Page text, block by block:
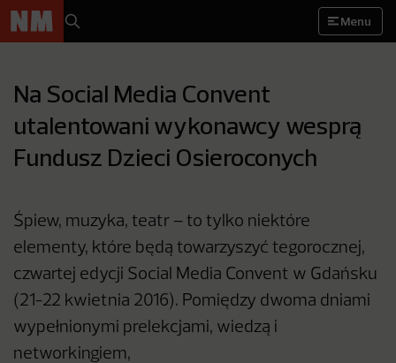
Menu
Na Social Media Convent
utalentowani wykonawcy wesprą
Fundusz Dzieci Osieroconych
Śpiew, muzyka, teatr – to tylko niektóre
elementy, które będą towarzyszyć tegorocznej,
czwartej edycji Social Media Convent w Gdańsku
(21-22 kwietnia 2016). Pomiędzy dwoma dniami
wypełnionymi prelekcjami, wiedzą i
networkingiem,